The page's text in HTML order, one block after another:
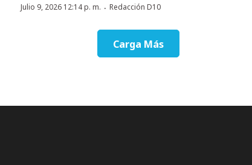
Julio 9, 2026 12:14 p. m. ·Redacción D10
Carga Más